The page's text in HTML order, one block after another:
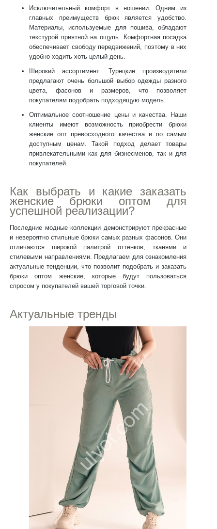
Исключительный комфорт в ношении. Одним из
главных преимуществ брюк является удобство.
Материалы, используемые для пошива, обладают
текстурой приятной на ощупь. Комфортная посадка
обеспечивает свободу передвижений, поэтому в них
удобно ходить хоть целый день.
Широкий ассортимент. Турецкие производители
предлагают очень большой выбор одежды разного
цвета, фасонов и размеров, что позволяет
покупателям подобрать подходящую модель.
Оптимальное соотношение цены и качества. Наши
клиенты имеют возможность приобрестибрюки
женские опт превосходного качества и по самым
доступным ценам. Такой подход делает товары
привлекательными как для бизнесменов, так и для
покупателей.
Как выбрать и какие заказать
женские брюки оптом для
успешной реализации?
Последние модные коллекции демонстрируют прекрасные
и невероятно стильные брюки самых разных фасонов. Они
отличаются широкой палитрой оттенков, тканями и
стилевыми направлениями. Предлагаем для ознакомления
актуальные тенденции, что позволит подобрать и заказать
брюки оптом женские, которые будут пользоваться
спросом у покупателей вашей торговой точки.
Актуальные тренды